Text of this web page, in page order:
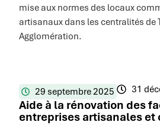
mise aux normes des locaux
artisanaux dans les centralités de
Agglomération.
29 septembre 2025 31
Aide à la rénovation des
entreprises artisanales